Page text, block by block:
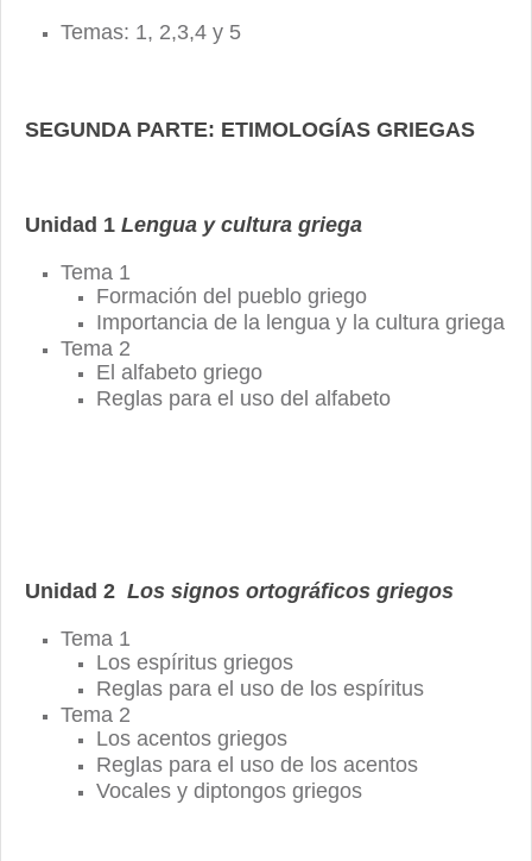
Temas: 1, 2,3,4 y 5
SEGUNDA PARTE: ETIMOLOGÍAS GRIEGAS
Unidad 1 Lengua y cultura griega
Tema 1
Formación del pueblo griego
Importancia de la lengua y la cultura griega
Tema 2
El alfabeto griego
Reglas para el uso del alfabeto
Unidad 2 Los signos ortográficos griegos
Tema 1
Los espíritus griegos
Reglas para el uso de los espíritus
Tema 2
Los acentos griegos
Reglas para el uso de los acentos
Vocales y diptongos griegos